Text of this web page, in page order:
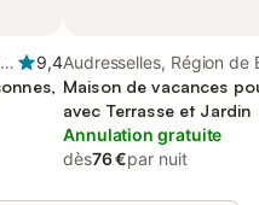
9,4Audresselles, Région de
sur-Mer
Maison de vacances
avec Terrasse et Jardin
Annulation gratuite
dès76 €par nuit